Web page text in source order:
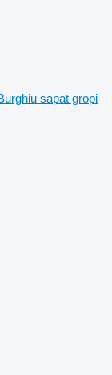
sapat gropi